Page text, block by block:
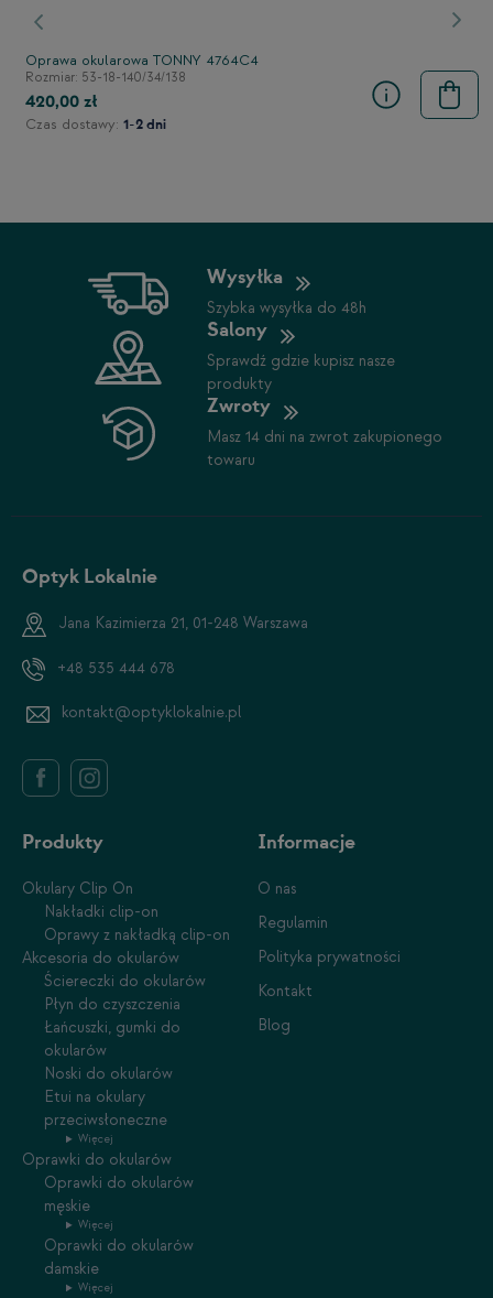
Poprzedni
Oprawa okularowa TONNY 4764C4
Rozmiar: 53-18-140/34/138
420,00 zł
Czas dostawy: 1-2 dni
Wysyłka
Szybka wysyłka do 48h
Salony
Sprawdź gdzie kupisz nasze
produkty
Zwroty
Masz 14 dni na zwrot zakupionego
towaru
Optyk Lokalnie
Jana Kazimierza 21, 01-248 Warszawa
+48 535 444 678
kontakt@optyklokalnie.pl
Produkty
Okulary Clip On
Nakładki clip-on
Oprawy z nakładką clip-on
Akcesoria do okularów
Ściereczki do okularów
Płyn do czyszczenia
Łańcuszki, gumki do
okularów
Noski do okularów
Etui na okulary
przeciwsłoneczne
Więcej
Oprawki do okularów
Oprawki do okularów
męskie
Więcej
Oprawki do okularów
damskie
Więcej
Informacje
O nas
Regulamin
Polityka prywatności
Kontakt
Blog